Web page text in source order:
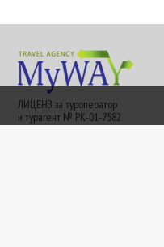
ЛИЦЕНЗ за туроператор
и турагент № РК-01-7582